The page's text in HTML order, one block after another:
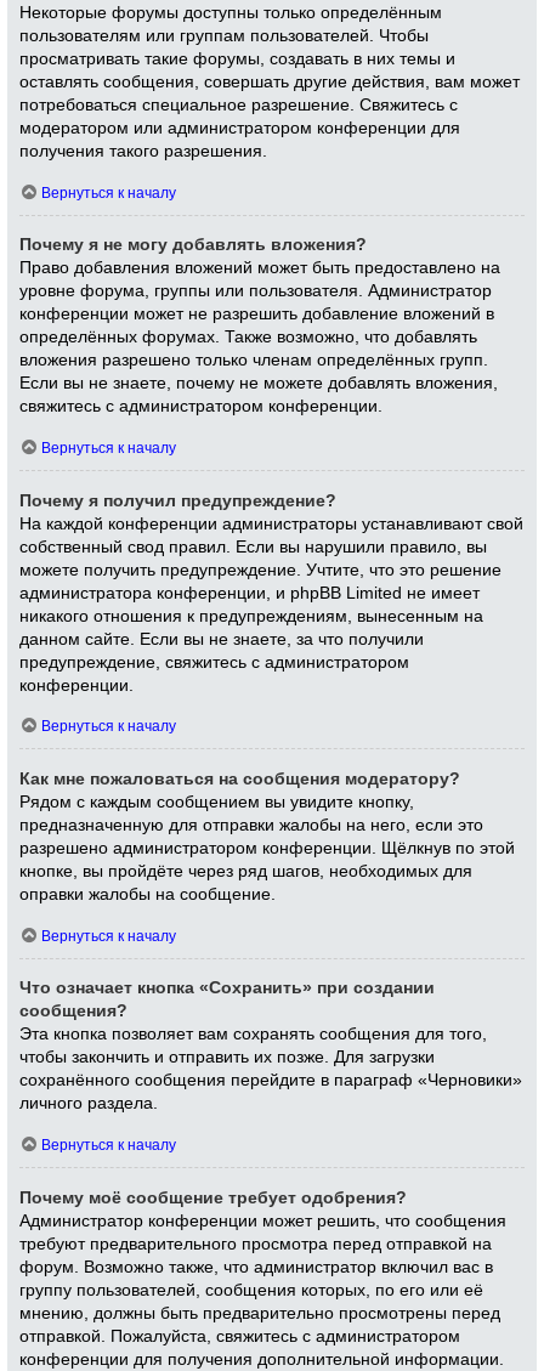
Некоторые форумы доступны только определённым
пользователям или группам пользователей. Чтобы
просматривать такие форумы, создавать в них темы и
оставлять сообщения, совершать другие действия, вам может
потребоваться специальное разрешение. Свяжитесь с
модератором или администратором конференции для
получения такого разрешения.
Вернуться к началу
Почему я не могу добавлять вложения?
Право добавления вложений может быть предоставлено на
уровне форума, группы или пользователя. Администратор
конференции может не разрешить добавление вложений в
определённых форумах. Также возможно, что добавлять
вложения разрешено только членам определённых групп.
Если вы не знаете, почему не можете добавлять вложения,
свяжитесь с администратором конференции.
Вернуться к началу
Почему я получил предупреждение?
На каждой конференции администраторы устанавливают свой
собственный свод правил. Если вы нарушили правило, вы
можете получить предупреждение. Учтите, что это решение
администратора конференции, и phpBB Limited не имеет
никакого отношения к предупреждениям, вынесенным на
данном сайте. Если вы не знаете, за что получили
предупреждение, свяжитесь с администратором
конференции.
Вернуться к началу
Как мне пожаловаться на сообщения модератору?
Рядом с каждым сообщением вы увидите кнопку,
предназначенную для отправки жалобы на него, если это
разрешено администратором конференции. Щёлкнув по этой
кнопке, вы пройдёте через ряд шагов, необходимых для
оправки жалобы на сообщение.
Вернуться к началу
Что означает кнопка «Сохранить» при создании
сообщения?
Эта кнопка позволяет вам сохранять сообщения для того,
чтобы закончить и отправить их позже. Для загрузки
сохранённого сообщения перейдите в параграф «Черновики»
личного раздела.
Вернуться к началу
Почему моё сообщение требует одобрения?
Администратор конференции может решить, что сообщения
требуют предварительного просмотра перед отправкой на
форум. Возможно также, что администратор включил вас в
группу пользователей, сообщения которых, по его или её
мнению, должны быть предварительно просмотрены перед
отправкой. Пожалуйста, свяжитесь с администратором
конференции для получения дополнительной информации.